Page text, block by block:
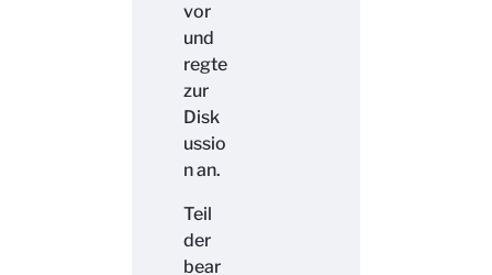
vor
und
regte
zur
Disk
ussio
n an.
Teil
der
bear